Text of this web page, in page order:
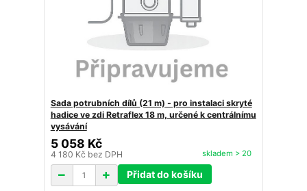
Sada potrubních dílů (21 m) - pro instalaci skryté
hadice ve zdi Retraflex 18 m, určené k centrálnímu
vysávání
5 058 Kč
4 180 Kč bez DPH skladem > 20
Přidat do košíku